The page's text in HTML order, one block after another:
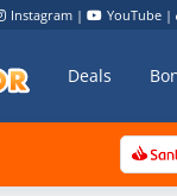
Instagram | YouTube |
Deals